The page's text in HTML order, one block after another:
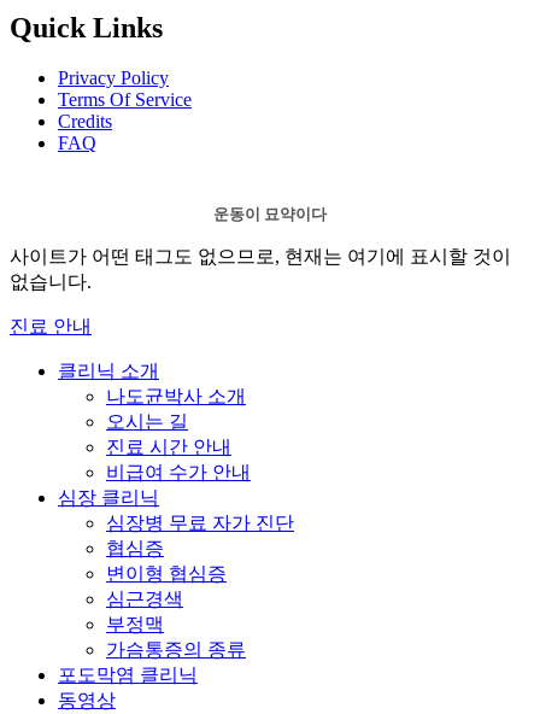
Quick Links
Privacy Policy
Terms Of Service
Credits
FAQ
운동이 묘약이다
사이트가 어떤 태그도 없으므로, 현재는 여기에 표시할 것이
없습니다.
진료 안내
클리닉 소개
나도균박사 소개
오시는 길
진료 시간 안내
비급여 수가 안내
심장 클리닉
심장병 무료 자가 진단
협심증
변이형 협심증
심근경색
부정맥
가슴통증의 종류
포도막염 클리닉
동영상